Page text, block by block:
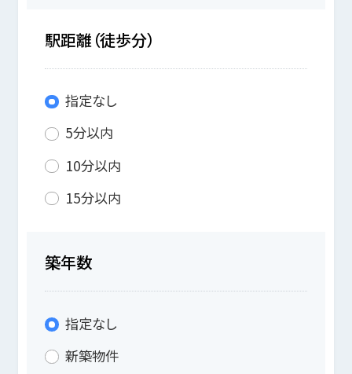
駅距離（徒歩分）
指定なし
5分以内
10分以内
15分以内
築年数
指定なし
新築物件